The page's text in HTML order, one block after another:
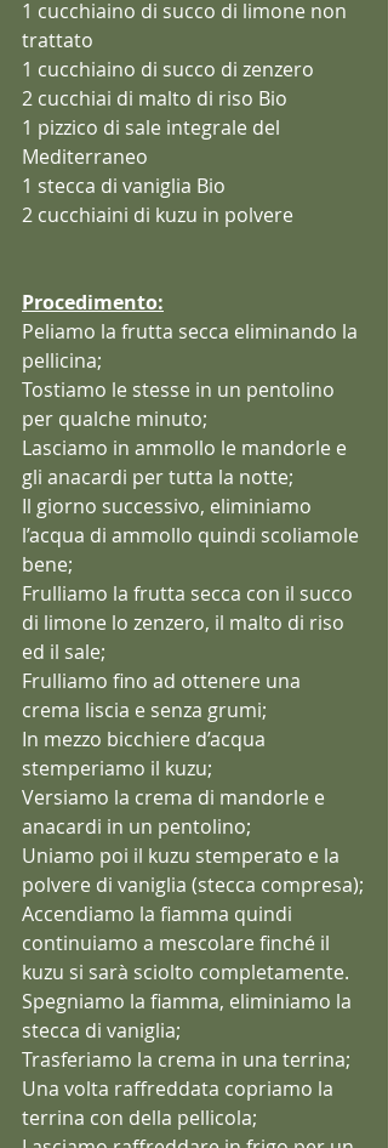
1 cucchiaino di succo di limone non
trattato
1 cucchiaino di succo di zenzero
2 cucchiai di malto di riso Bio
1 pizzico di sale integrale del
Mediterraneo
1 stecca di vaniglia Bio
2 cucchiaini di kuzu in polvere
Procedimento:
Peliamo la frutta secca eliminando la
pellicina;
Tostiamo le stesse in un pentolino
per qualche minuto;
Lasciamo in ammollo le mandorle e
gli anacardi per tutta la notte;
Il giorno successivo, eliminiamo
l’acqua di ammollo quindi scoliamole
bene;
Frulliamo la frutta secca con il succo
di limone lo zenzero, il malto di riso
ed il sale;
Frulliamo fino ad ottenere una
crema liscia e senza grumi;
In mezzo bicchiere d’acqua
stemperiamo il kuzu;
Versiamo la crema di mandorle e
anacardi in un pentolino;
Uniamo poi il kuzu stemperato e la
polvere di vaniglia (stecca compresa);
Accendiamo la fiamma quindi
continuiamo a mescolare finché il
kuzu si sarà sciolto completamente.
Spegniamo la fiamma, eliminiamo la
stecca di vaniglia;
Trasferiamo la crema in una terrina;
Una volta raffreddata copriamo la
terrina con della pellicola;